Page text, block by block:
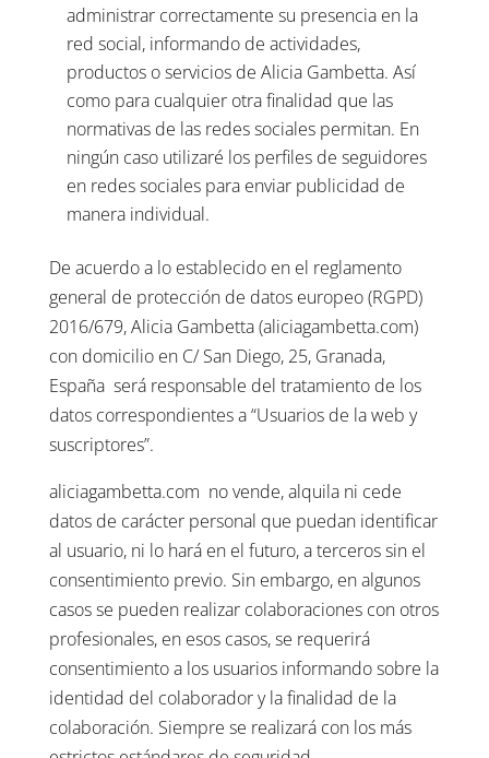
administrar correctamente su presencia en la
red social, informando de actividades,
productos o servicios de Alicia Gambetta. Así
como para cualquier otra finalidad que las
normativas de las redes sociales permitan. En
ningún caso utilizaré los perfiles de seguidores
en redes sociales para enviar publicidad de
manera individual.
De acuerdo a lo establecido en el reglamento
general de protección de datos europeo (RGPD)
2016/679, Alicia Gambetta (aliciagambetta.com)
con domicilio en C/ San Diego, 25, Granada,
España será responsable del tratamiento de los
datos correspondientes a “Usuarios de la web y
suscriptores”.
aliciagambetta.com no vende, alquila ni cede
datos de carácter personal que puedan identificar
al usuario, ni lo hará en el futuro, a terceros sin el
consentimiento previo. Sin embargo, en algunos
casos se pueden realizar colaboraciones con otros
profesionales, en esos casos, se requerirá
consentimiento a los usuarios informando sobre la
identidad del colaborador y la finalidad de la
colaboración. Siempre se realizará con los más